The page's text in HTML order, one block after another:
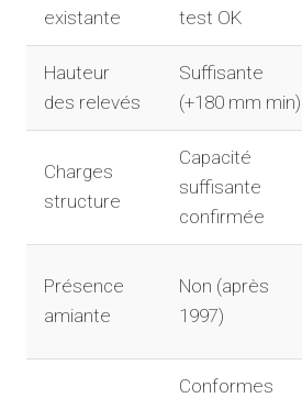
existante
test OK
Hauteur
des relevés
Suffisante
(+180 mm min)
Charges
structure
Capacité
suffisante
confirmée
Présence
amiante
Non (après
1997)
Conformes